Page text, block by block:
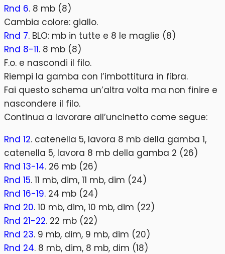
Rnd 6. 8 mb (8)
Cambia colore: giallo.
Rnd 7. BLO: mb in tutte e 8 le maglie (8)
Rnd 8-11. 8 mb (8)
F.o. e nascondi il filo.
Riempi la gamba con l’imbottitura in fibra.
Fai questo schema un’altra volta ma non finire e
nascondere il filo.
Continua a lavorare all’uncinetto come segue:
Rnd 12. catenella 5, lavora 8 mb della gamba 1,
catenella 5, lavora 8 mb della gamba 2 (26)
Rnd 13-14. 26 mb (26)
Rnd 15. 11 mb, dim, 11 mb, dim (24)
Rnd 16-19. 24 mb (24)
Rnd 20. 10 mb, dim, 10 mb, dim (22)
Rnd 21-22. 22 mb (22)
Rnd 23. 9 mb, dim, 9 mb, dim (20)
Rnd 24. 8 mb, dim, 8 mb, dim (18)